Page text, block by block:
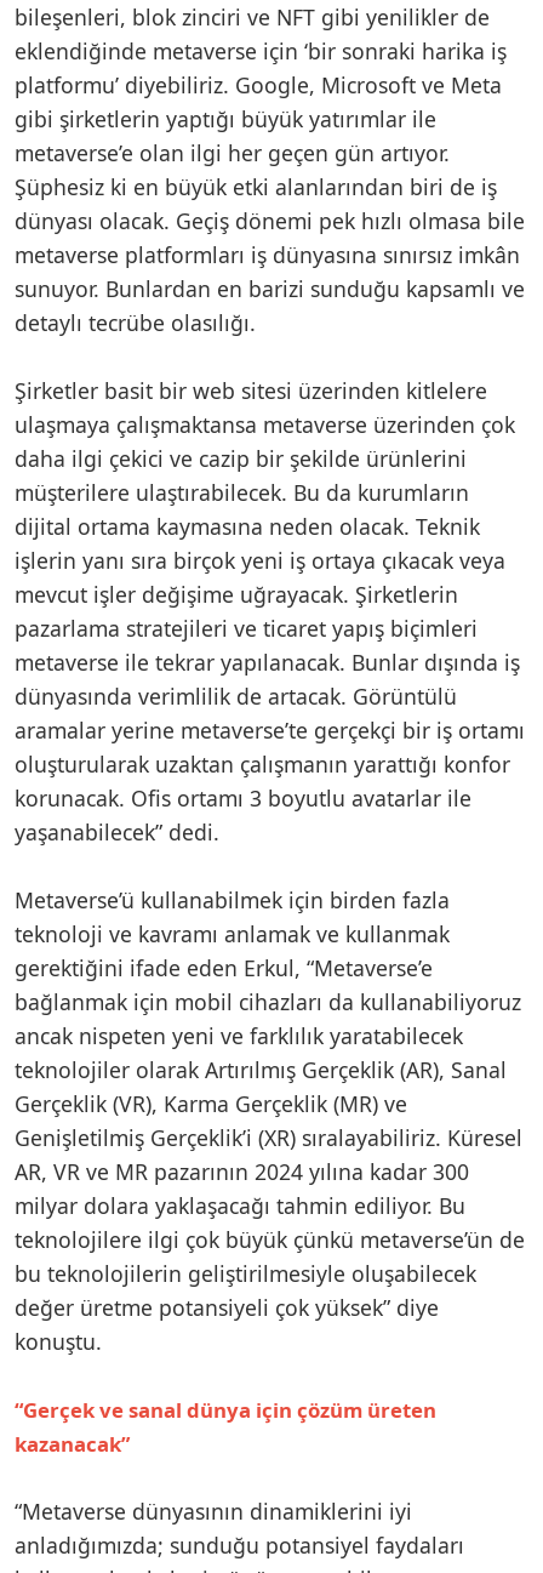
bileşenleri, blok zinciri ve NFT gibi yenilikler de
eklendiğinde metaverse için ‘bir sonraki harika iş
platformu’ diyebiliriz. Google, Microsoft ve Meta
gibi şirketlerin yaptığı büyük yatırımlar ile
metaverse’e olan ilgi her geçen gün artıyor.
Şüphesiz ki en büyük etki alanlarından biri de iş
dünyası olacak. Geçiş dönemi pek hızlı olmasa bile
metaverse platformları iş dünyasına sınırsız imkân
sunuyor. Bunlardan en barizi sunduğu kapsamlı ve
detaylı tecrübe olasılığı.
Şirketler basit bir web sitesi üzerinden kitlelere
ulaşmaya çalışmaktansa metaverse üzerinden çok
daha ilgi çekici ve cazip bir şekilde ürünlerini
müşterilere ulaştırabilecek. Bu da kurumların
dijital ortama kaymasına neden olacak. Teknik
işlerin yanı sıra birçok yeni iş ortaya çıkacak veya
mevcut işler değişime uğrayacak. Şirketlerin
pazarlama stratejileri ve ticaret yapış biçimleri
metaverse ile tekrar yapılanacak. Bunlar dışında iş
dünyasında verimlilik de artacak. Görüntülü
aramalar yerine metaverse’te gerçekçi bir iş ortamı
oluşturularak uzaktan çalışmanın yarattığı konfor
korunacak. Ofis ortamı 3 boyutlu avatarlar ile
yaşanabilecek” dedi.
Metaverse’ü kullanabilmek için birden fazla
teknoloji ve kavramı anlamak ve kullanmak
gerektiğini ifade eden Erkul, “Metaverse’e
bağlanmak için mobil cihazları da kullanabiliyoruz
ancak nispeten yeni ve farklılık yaratabilecek
teknolojiler olarak Artırılmış Gerçeklik (AR), Sanal
Gerçeklik (VR), Karma Gerçeklik (MR) ve
Genişletilmiş Gerçeklik’i (XR) sıralayabiliriz. Küresel
AR, VR ve MR pazarının 2024 yılına kadar 300
milyar dolara yaklaşacağı tahmin ediliyor. Bu
teknolojilere ilgi çok büyük çünkü metaverse’ün de
bu teknolojilerin geliştirilmesiyle oluşabilecek
değer üretme potansiyeli çok yüksek” diye
konuştu.
“Gerçek ve sanal dünya için çözüm üreten
kazanacak”
“Metaverse dünyasının dinamiklerini iyi
anladığımızda; sunduğu potansiyel faydaları